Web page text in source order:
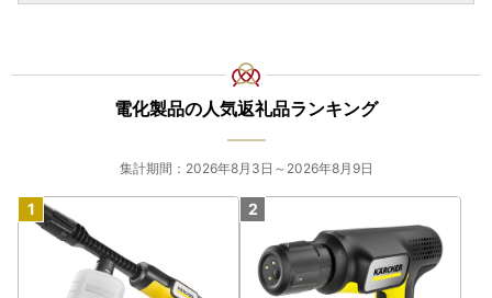
電化製品の人気返礼品ランキング
集計期間：2026年8月3日～2026年8月9日